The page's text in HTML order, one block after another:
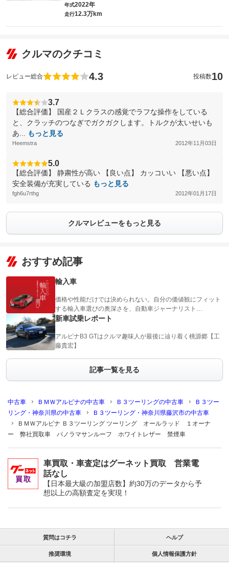
年式2022年
走行12.3万km
クルマのクチコミ
レビュー総合 4.3 投稿数10
3.7
【総合評価】 国産２Ｌクラスの感覚でラフな操作をしている
と、クラッチのつなぎでガクガクします。トルクが太いせいも
あ...
もっと見る
Heemstra 2012年11月03日
5.0
【総合評価】 静粛性が高い 【良い点】 カッコいい 【悪い点】
安全装備が充実している もっと見る
fgh6u7rthg 2012年01月17日
クルマレビューをもっと見る
おすすめ記事
輸入車
価格や性能だけでは決められない。自分の価値観にフィット
する輸入車選びの奥深さを、自動車ジャーナリスト…
新車試乗レポート
アルピナB3 GTはクルマ趣味人が最後に辿り着く桃源郷【工
藤貴宏】
記事一覧を見る
中古車 ＢＭＷアルピナの中古車 Ｂ３ツーリングの中古車
Ｂ３ツー
リング・神奈川県の中古車
Ｂ３ツーリング・神奈川県藤沢市の中古車
ＢＭＷアルピナ Ｂ３ツーリング ツーリング オールラッド １オーナ
ー 弊社買取車 パノラマサンルーフ ホワイトレザー 禁煙車
車買取・車査定はグーネット買取 営業電
話なし
【日本最大級の加盟店数】約30万のデータから予
想以上の高額査定を実現！
質問はコチラ ヘルプ
推奨環境 個人情報保護方針